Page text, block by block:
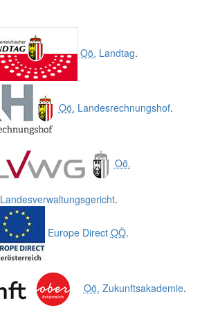
Oö. Landtag.
Oö. Landesrechnungshof.
Oö.
Landesverwaltungsgericht.
Europe Direct OÖ.
Oö. Zukunftsakademie.